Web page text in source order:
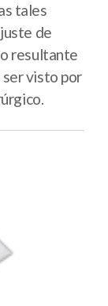
tales
de
resultante
ser visto por